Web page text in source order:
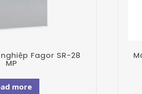
Fagor SR-28
MP
more